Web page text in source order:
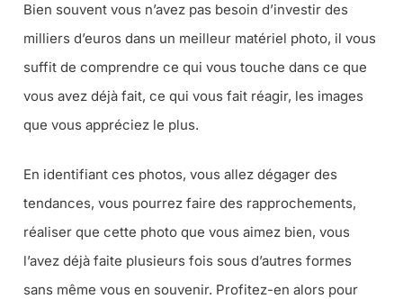
Bien souvent vous n’avez pas besoin d’investir des
milliers d’euros dans un meilleur matériel photo, il vous
suffit de comprendre ce qui vous touche dans ce que
vous avez déjà fait, ce qui vous fait réagir, les images
que vous appréciez le plus.
En identifiant ces photos, vous allez dégager des
tendances, vous pourrez faire des rapprochements,
réaliser que cette photo que vous aimez bien, vous
l’avez déjà faite plusieurs fois sous d’autres formes
sans même vous en souvenir. Profitez-en alors pour